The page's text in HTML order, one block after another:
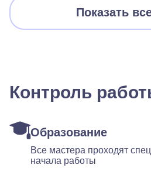
Показать
Контроль
Образование
Все мастера проходят
начала работы